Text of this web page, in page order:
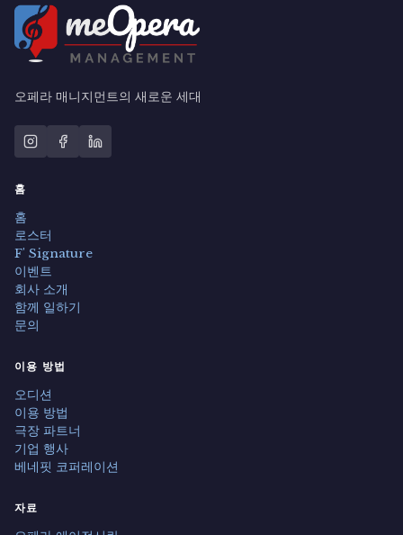
오페라 매니지먼트의 새로운 세대
홈
홈
로스터
F' Signature
이벤트
회사 소개
함께 일하기
문의
이용 방법
오디션
이용 방법
극장 파트너
기업 행사
베네핏 코퍼레이션
자료